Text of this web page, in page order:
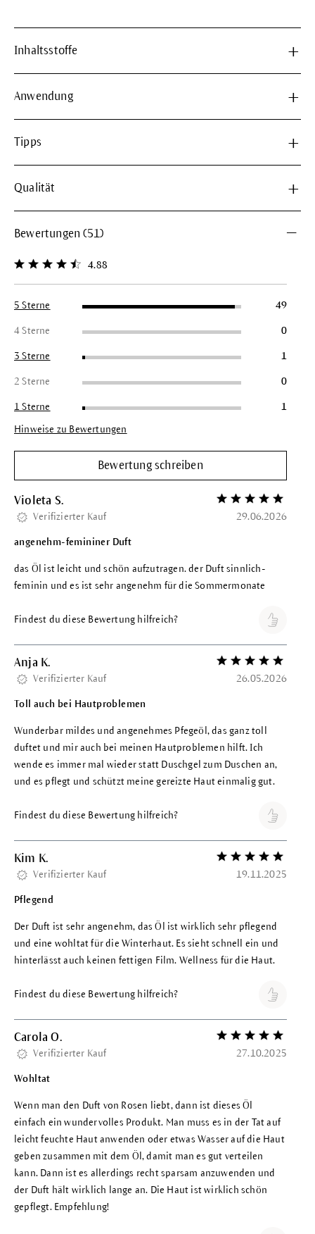
Inhaltsstoffe
Anwendung
Tipps
Qualität
Bewertungen (51)
Durchschnittliche Bewertung von 4.8 von 5 Sternen
4.88
5 Sterne 49
4 Sterne 0
3 Sterne 1
2 Sterne 0
1 Sterne 1
Hinweise zu Bewertungen
Bewertung schreiben
Violeta S. Bewertung mit 5
Verifizierter Kauf 29.06.2026
angenehm-femininer Duft
das Öl ist leicht und schön aufzutragen. der Duft sinnlich-
feminin und es ist sehr angenehm für die Sommermonate
Findest du diese Bewertung hilfreich?
Anja K. Bewertung mit 5
Verifizierter Kauf 26.05.2026
Toll auch bei Hautproblemen
Wunderbar mildes und angenehmes Pfegeöl, das ganz toll
duftet und mir auch bei meinen Hautproblemen hilft. Ich
wende es immer mal wieder statt Duschgel zum Duschen an,
und es pflegt und schützt meine gereizte Haut einmalig gut.
Findest du diese Bewertung hilfreich?
Kim K. Bewertung mit 5
Verifizierter Kauf 19.11.2025
Pflegend
Der Duft ist sehr angenehm, das Öl ist wirklich sehr pflegend
und eine wohltat für die Winterhaut. Es sieht schnell ein und
hinterlässt auch keinen fettigen Film. Wellness für die Haut.
Findest du diese Bewertung hilfreich?
Carola O. Bewertung mit 5
Verifizierter Kauf 27.10.2025
Wohltat
Wenn man den Duft von Rosen liebt, dann ist dieses Öl
einfach ein wundervolles Produkt. Man muss es in der Tat auf
leicht feuchte Haut anwenden oder etwas Wasser auf die Haut
geben zusammen mit dem Öl, damit man es gut verteilen
kann. Dann ist es allerdings recht sparsam anzuwenden und
der Duft hält wirklich lange an. Die Haut ist wirklich schön
gepflegt. Empfehlung!